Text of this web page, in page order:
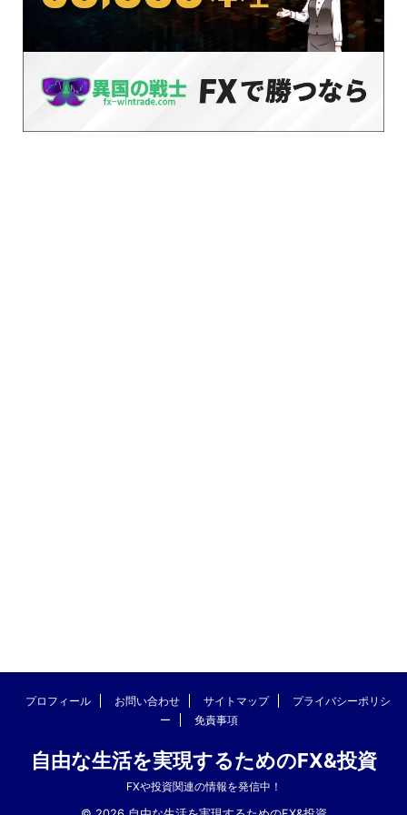
プロフィール お問い合わせ サイトマップ
プライバシーポリシ
ー
免責事項
自由な生活を実現するためのFX&投資
FXや投資関連の情報を発信中！